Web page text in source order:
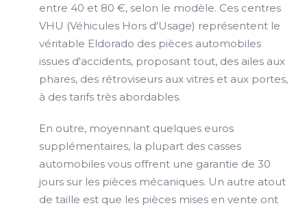
entre 40 et 80 €, selon le modèle. Ces centres
VHU (Véhicules Hors d'Usage) représentent le
véritable Eldorado des pièces automobiles
issues d'accidents, proposant tout, des ailes aux
phares, des rétroviseurs aux vitres et aux portes,
à des tarifs très abordables.
En outre, moyennant quelques euros
supplémentaires, la plupart des casses
automobiles vous offrent une garantie de 30
jours sur les pièces mécaniques. Un autre atout
de taille est que les pièces mises en vente ont